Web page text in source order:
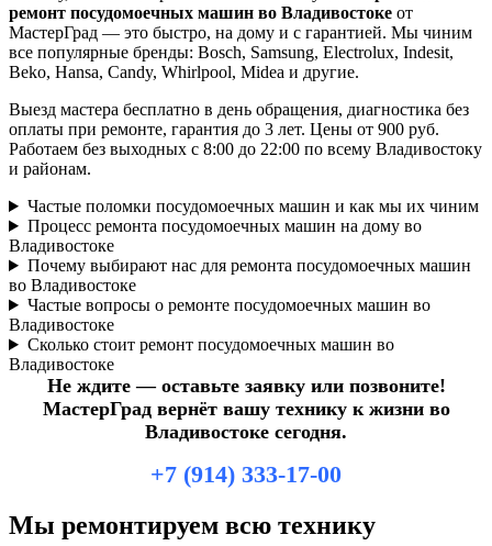
ремонт посудомоечных машин во Владивостоке от
МастерГрад — это быстро, на дому и с гарантией. Мы чиним
все популярные бренды: Bosch, Samsung, Electrolux, Indesit,
Beko, Hansa, Candy, Whirlpool, Midea и другие.
Выезд мастера бесплатно в день обращения, диагностика без
оплаты при ремонте, гарантия до 3 лет. Цены от 900 руб.
Работаем без выходных с 8:00 до 22:00 по всему Владивостоку
и районам.
Частые поломки посудомоечных машин и как мы их чиним
Процесс ремонта посудомоечных машин на дому во
Владивостоке
Почему выбирают нас для ремонта посудомоечных машин
во Владивостоке
Частые вопросы о ремонте посудомоечных машин во
Владивостоке
Сколько стоит ремонт посудомоечных машин во
Владивостоке
Не ждите — оставьте заявку или позвоните!
МастерГрад вернёт вашу технику к жизни во
Владивостоке сегодня.
+7 (914) 333-17-00
Мы ремонтируем всю технику